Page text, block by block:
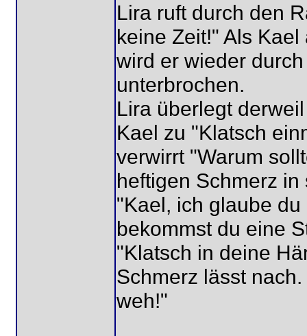
Lira ruft durch den
keine Zeit!" Als
wird er wieder
unterbrochen.
Lira überlegt
Kael zu "Klatsch
verwirrt "Warum
heftigen Schmerz
"Kael, ich glaube
bekommst du eine
"Klatsch in deine
Schmerz lässt
weh!"